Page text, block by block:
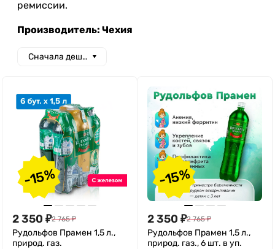
ремиссии.
Производитель: Чехия
Сначала дешевые
-15%
2 350 ₽2 765 ₽
Рудольфов Прамен 1,5 л.,
природ. газ.
-15%
2 350 ₽2 765 ₽
Рудольфов Прамен 1,5 л.,
природ. газ., 6 шт. в уп.